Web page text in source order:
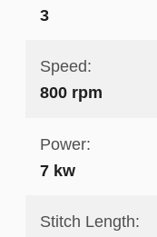
3
Speed:
800 rpm
Power:
7 kw
Stitch Length: